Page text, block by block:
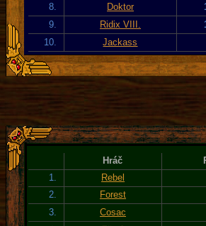
8.
Doktor
9.
Ridix VIII.
10.
Jackass
Hráč
1.
Rebel
2.
Forest
3.
Cosac